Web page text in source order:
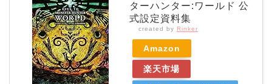
ターハンター:ワールド 公
式設定資料集
created by Rinker
Amazon
楽天市場